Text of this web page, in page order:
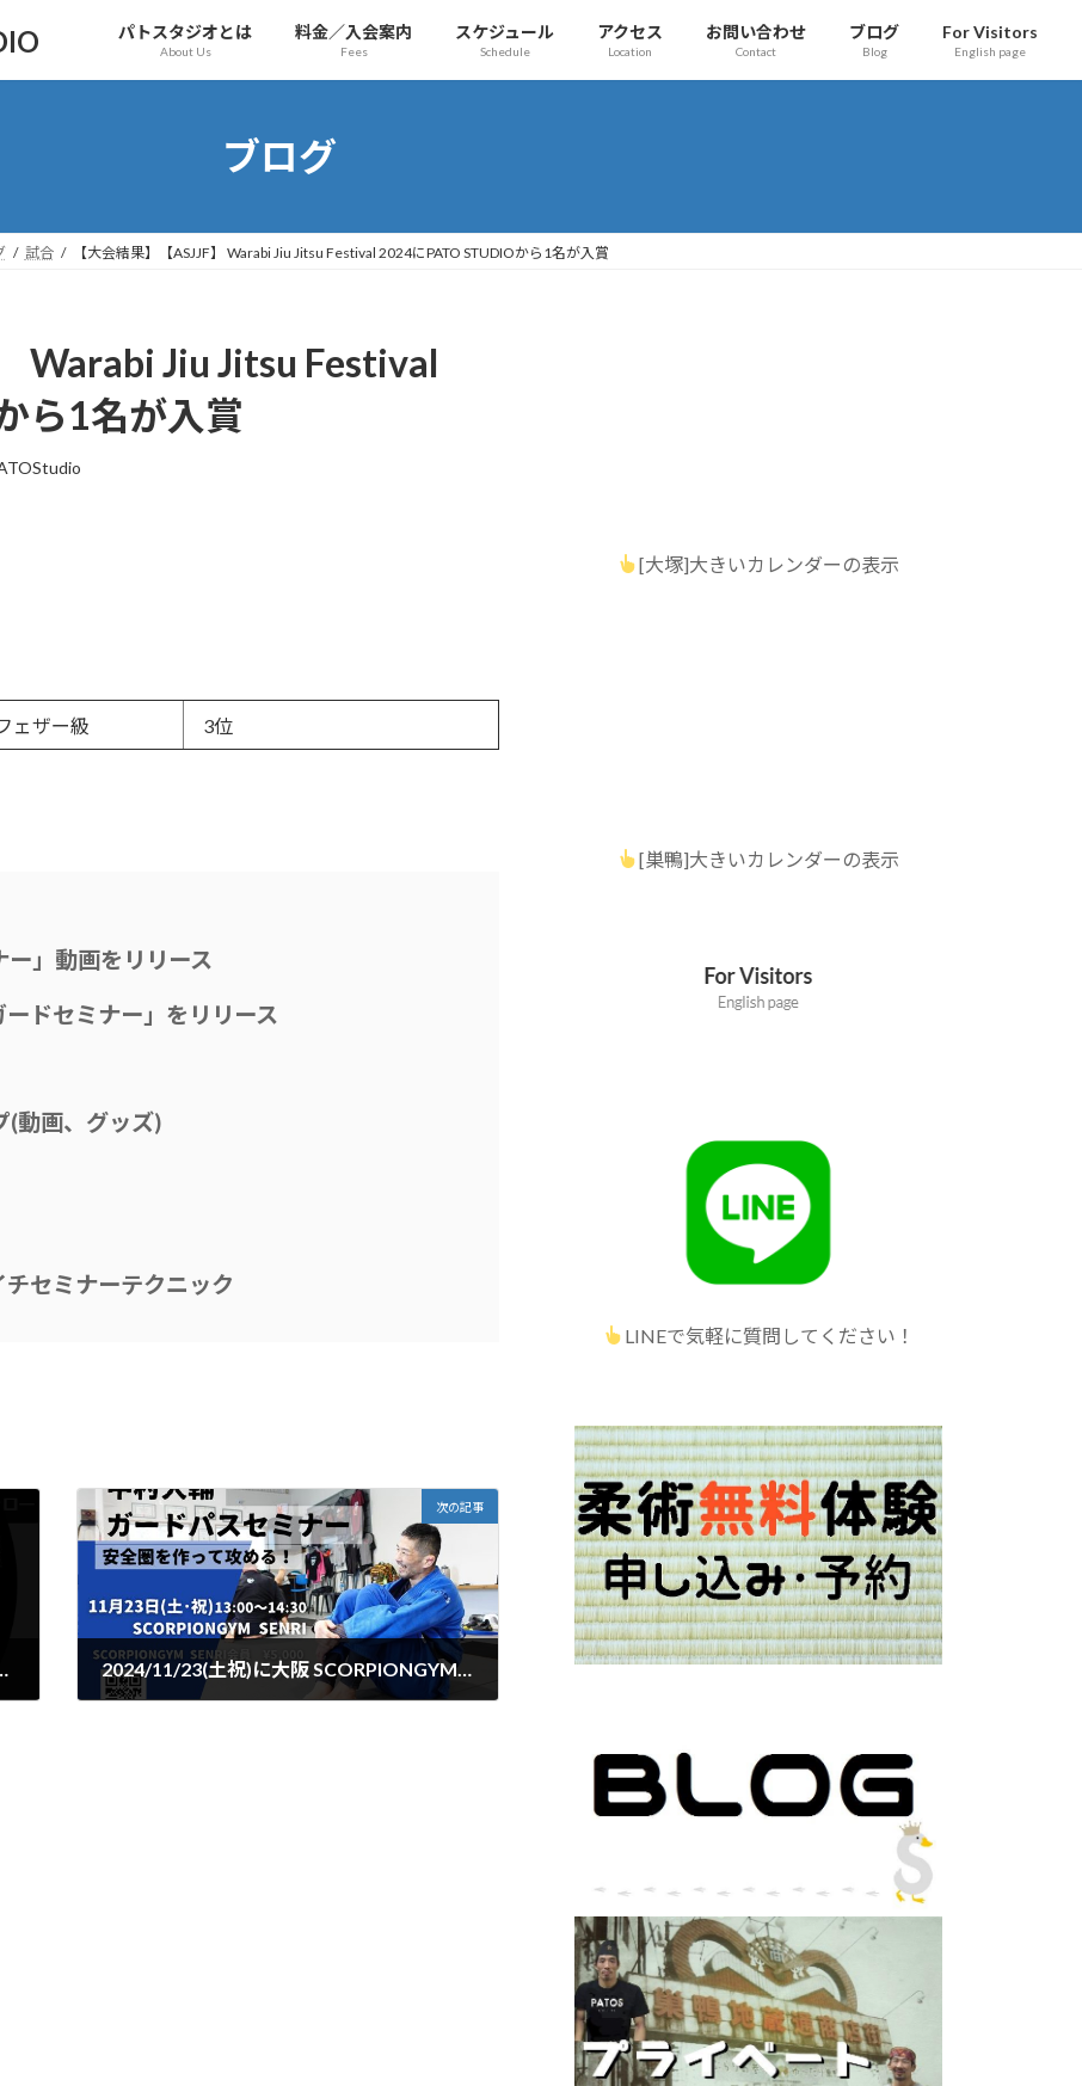
パトスタジオとは
About Us
料金／入会案内
Fees
スケジュール
Schedule
アクセス
Location
お問い合わせ
Contact
ブログ
Blog
For Visitors
English page
ブログ
試合 【大会結果】【ASJJF】 Warabi Jiu Jitsu Festival 2024にPATO STUDIOから1名が入賞
Warabi Jiu Jitsu Festival
ら1名が入賞
ェザー級 3位
」動画をリリース
ドセミナー」をリリース
(動画、グッズ)
チセミナーテクニック
次の記事
2024/11/23(土祝)に大阪 SCORPIONGYM SENRI「中村大輔ガードパスセミナー」を開催
[大塚]大きいカレンダーの表示
[巣鴨]大きいカレンダーの表示
LINEで気軽に質問してください！